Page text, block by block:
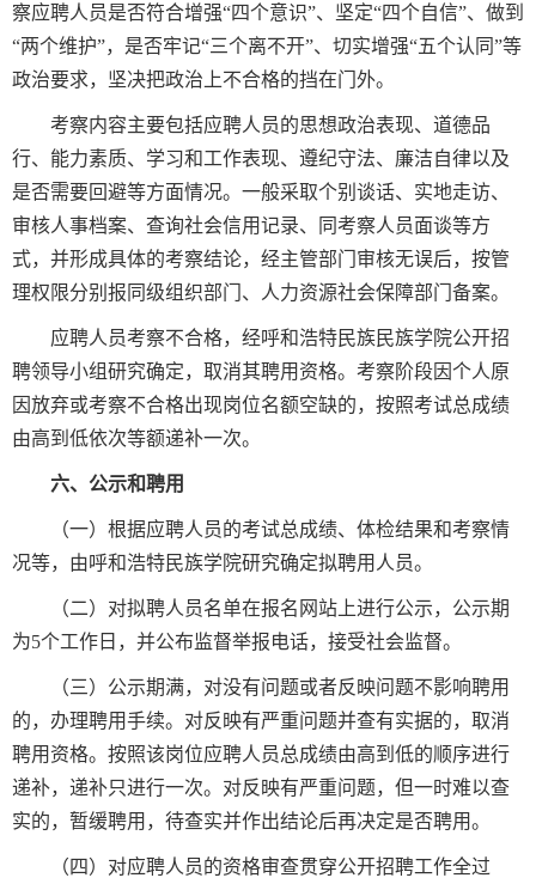
察应聘人员是否符合增强“四个意识”、坚定“四个自信”、做到
“两个维护”，是否牢记“三个离不开”、切实增强“五个认同”等
政治要求，坚决把政治上不合格的挡在门外。
考察内容主要包括应聘人员的思想政治表现、道德品
行、能力素质、学习和工作表现、遵纪守法、廉洁自律以及
是否需要回避等方面情况。一般采取个别谈话、实地走访、
审核人事档案、查询社会信用记录、同考察人员面谈等方
式，并形成具体的考察结论，经主管部门审核无误后，按管
理权限分别报同级组织部门、人力资源社会保障部门备案。
应聘人员考察不合格，经呼和浩特民族民族学院公开招
聘领导小组研究确定，取消其聘用资格。考察阶段因个人原
因放弃或考察不合格出现岗位名额空缺的，按照考试总成绩
由高到低依次等额递补一次。
六、公示和聘用
（一）根据应聘人员的考试总成绩、体检结果和考察情
况等，由呼和浩特民族学院研究确定拟聘用人员。
（二）对拟聘人员名单在报名网站上进行公示，公示期
为5个工作日，并公布监督举报电话，接受社会监督。
（三）公示期满，对没有问题或者反映问题不影响聘用
的，办理聘用手续。对反映有严重问题并查有实据的，取消
聘用资格。按照该岗位应聘人员总成绩由高到低的顺序进行
递补，递补只进行一次。对反映有严重问题，但一时难以查
实的，暂缓聘用，待查实并作出结论后再决定是否聘用。
（四）对应聘人员的资格审查贯穿公开招聘工作全过